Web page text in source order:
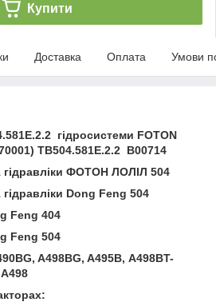
Купити
Доставка Оплата Умови
гідросистеми FOTON
TB504.581E.2.2 B00714
гідравліки ФОТОН ЛОЛІЛ 504
Dong Feng 504
Feng 404
Feng 504
A498BG, A495B, A498BT-